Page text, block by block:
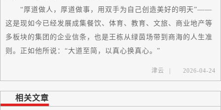
“厚道做人，厚道做事，用双手为自己创造美好的明天”——
这是现如今已经发展成集餐饮、体育、教育、文旅、商业地产等
多板块的集团的企业信条，也是王栋从绿茵场带到商海的人生准
则。正如他所说：“大道至简，以真心换真心。”
津云 2026-04-24
相关文章